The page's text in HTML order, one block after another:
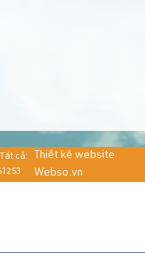
Tất cả:
Thiết kế website
Webso.vn